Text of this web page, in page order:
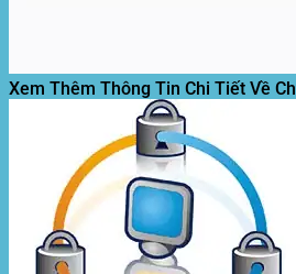
Xem Thêm Thông Tin Chi Tiết Về